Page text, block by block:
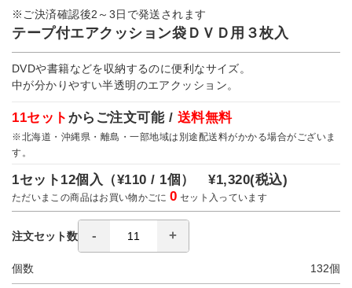
※ご決済確認後2～3日で発送されます
テープ付エアクッション袋ＤＶＤ用３枚入
DVDや書籍などを収納するのに便利なサイズ。
中が分かりやすい半透明のエアクッション。
11セット からご注文可能 / 送料無料
※北海道・沖縄県・離島・一部地域は別途配送料がかかる場合がございま
す。
1セット12個入（¥110 / 1個）¥1,320(税込)
ただいまこの商品はお買い物かごに0 セット入っています
注文セット数
個数 132個